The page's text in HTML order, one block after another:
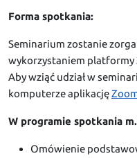
Forma spotkania:
Seminarium zostanie
wykorzystaniem platformy
Aby wziąć udział w
komputerze aplikację
W programie spotkania
Omówienie